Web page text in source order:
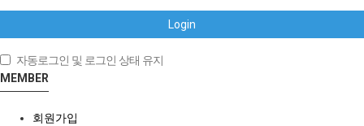
Login
자동로그인 및 로그인 상태 유지
MEMBER
회원가입